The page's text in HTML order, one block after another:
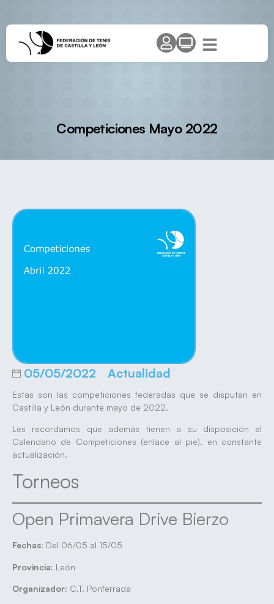
Competiciones Mayo 2022
05/05/2022 Actualidad
Estas son las competiciones federadas que se disputan en
Castilla y León durante mayo de 2022.
Les recordamos que además tienen a su disposición el
Calendario de Competiciones (enlace al pie), en constante
actualización.
Torneos
Open Primavera Drive Bierzo
Fechas: Del 06/05 al 15/05
Provincia: León
Organizador: C.T. Ponferrada